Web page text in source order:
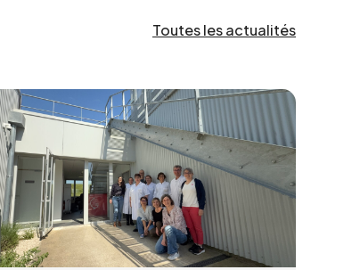
Toutes les actualités